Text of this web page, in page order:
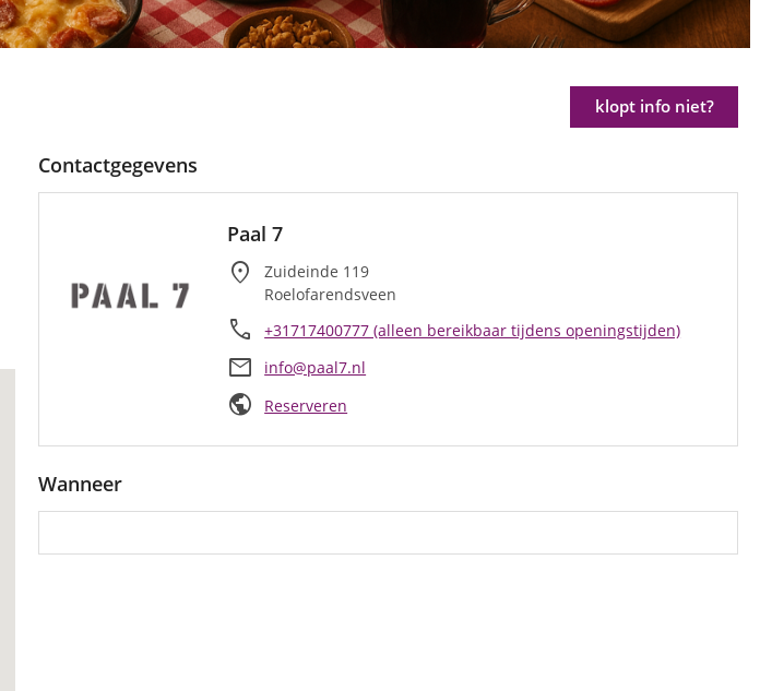
klopt info niet?
Contactgegevens
Paal 7
location_on
Zuideinde 119
Roelofarendsveen
call +31717400777 (alleen bereikbaar tijdens openingstijden)
mail info@paal7.nl
public Reserveren
Wanneer